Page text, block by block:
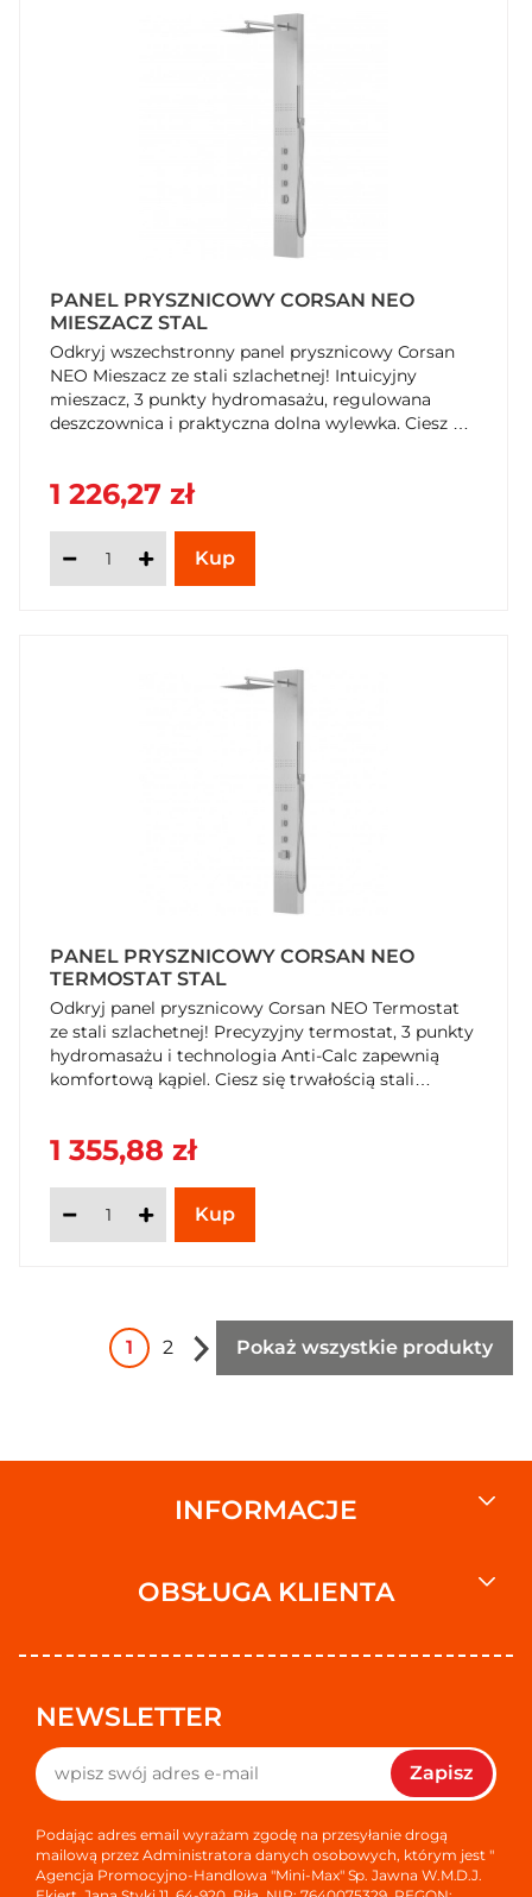
PANEL PRYSZNICOWY CORSAN NEO
MIESZACZ STAL
Odkryj wszechstronny panel prysznicowy Corsan
NEO Mieszacz ze stali szlachetnej! Intuicyjny
mieszacz, 3 punkty hydromasażu, regulowana
deszczownica i praktyczna dolna wylewka. Ciesz się
1 226,27 zł
PANEL PRYSZNICOWY CORSAN NEO
TERMOSTAT STAL
Odkryj panel prysznicowy Corsan NEO Termostat
ze stali szlachetnej! Precyzyjny termostat, 3 punkty
hydromasażu i technologia Anti-Calc zapewnią
komfortową kąpiel. Ciesz się trwałością stali
1 355,88 zł
1 2 Pokaż wszystkie produkty
INFORMACJE
OBSŁUGA KLIENTA
NEWSLETTER
Zapisz
Podając adres email wyrażam zgodę na przesyłanie drogą
mailową przez Administratora danych osobowych, którym jest "
Agencja Promocyjno-Handlowa "Mini-Max" Sp. Jawna W.M.D.J.